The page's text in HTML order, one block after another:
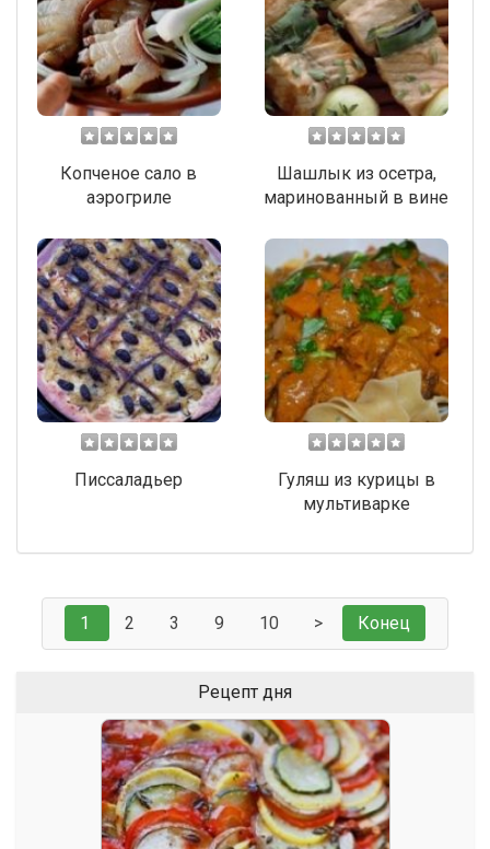
Копченое сало в
аэрогриле
Шашлык из осетра,
маринованный в вине
Писсаладьер
Гуляш из курицы в
мультиварке
1 2 3 9 10 > Конец
Рецепт дня